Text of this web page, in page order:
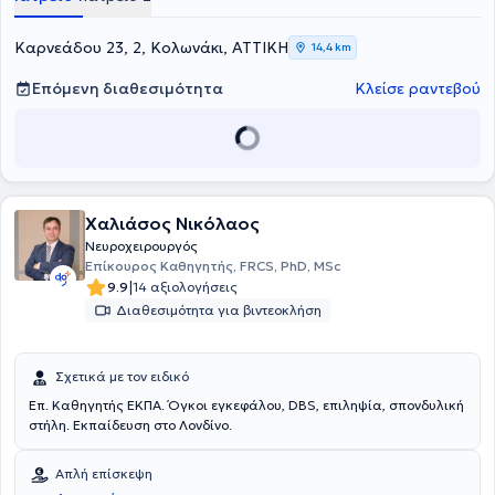
Τέλος, διαθέτει εμπειρία έχοντας εργαστεί σε νοσοκομεία της
Infirmary και στο Great North Children's Hospital στο Newcastle
Kαρνεάδου 23, 2, Κολωνάκι, ΑΤΤΙΚΗ 14,4 km
Επόμενη διαθεσιμότητα Κλείσε ραντεβού
Χαλιάσος Νικόλαος
Νευροχειρουργός
Επίκουρος Καθηγητής, FRCS, PhD, MSc
9.9|14 αξιολογήσεις
Διαθεσιμότητα για βιντεοκλήση
Σχετικά με τον ειδικό
Επ. Καθηγητής ΕΚΠΑ. Όγκοι εγκεφάλου, DBS, επιληψία, σπονδυλική
στήλη. Εκπαίδευση στο Λονδίνο.
Απλή επίσκεψη